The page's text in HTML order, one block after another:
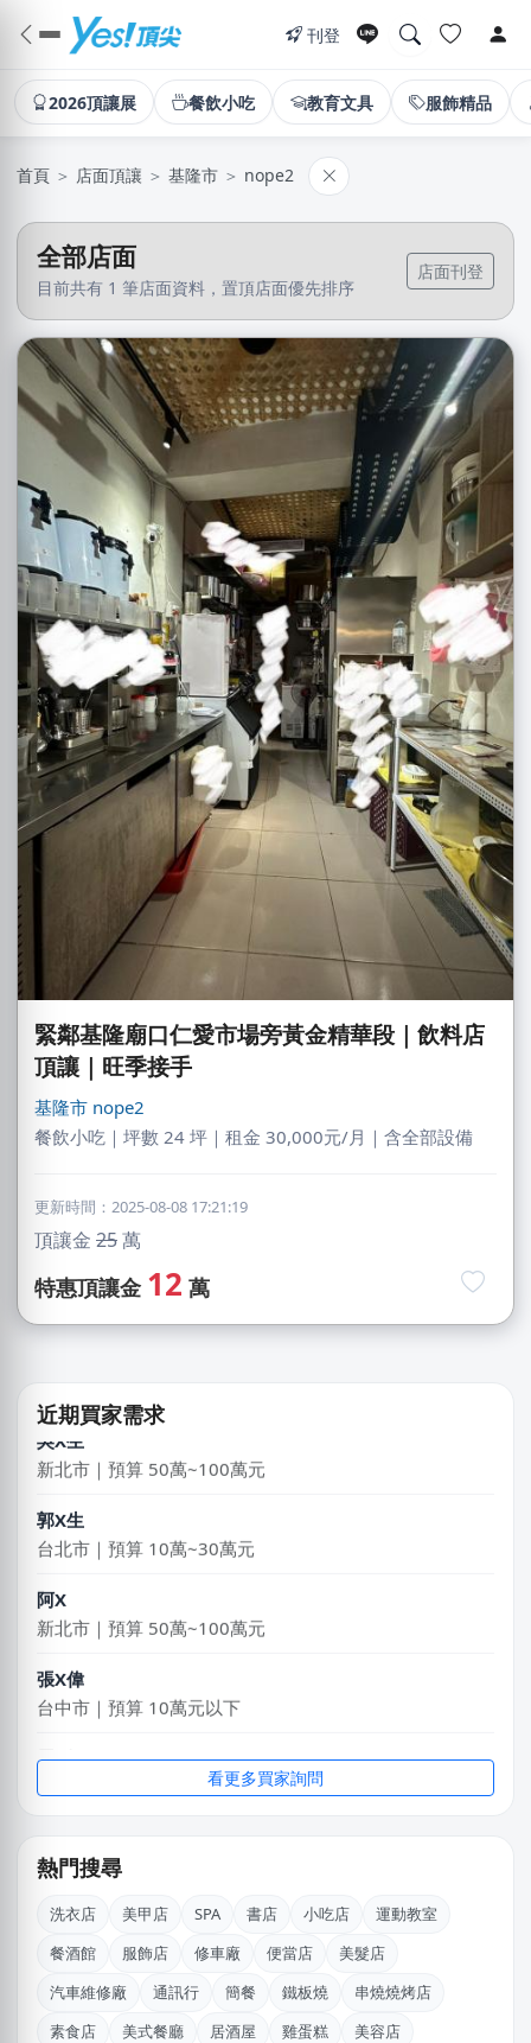
刊登
2026頂讓展 餐飲小吃 教育文具 服飾精品
首頁 ＞ 店面頂讓 ＞ 基隆市 ＞ nope2
全部店面
目前共有 1 筆店面資料，置頂店面優先排序
店面刊登
緊鄰基隆廟口仁愛市場旁黃金精華段｜飲料店
頂讓｜旺季接手
基隆市 nope2
餐飲小吃｜坪數 24 坪｜租金 30,000元/月｜含全部設備
更新時間：2025-08-08 17:21:19
頂讓金 25萬
特惠頂讓金 12 萬
近期買家需求
桃園市｜預算 10萬~30萬元
吳X生
新北市｜預算 50萬~100萬元
郭X生
台北市｜預算 10萬~30萬元
阿X
新北市｜預算 50萬~100萬元
張X偉
台中市｜預算 10萬元以下
高雄市｜預算 10萬元以下
台北市｜預算 10萬元以下
鄭X克
吳X瑄
看更多買家詢問
熱門搜尋
洗衣店 美甲店 SPA 書店 小吃店
運動教室
餐酒館
服飾店 修車廠 便當店
美髮店
汽車維修廠
通訊行 簡餐 鐵板燒
串燒燒烤店
素食店
美式餐廳 居酒屋 雞蛋糕
美容店